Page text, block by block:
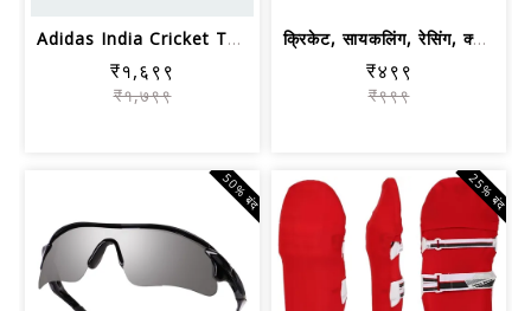
Adidas India Cricket T20i युनिसेक्स क...
₹१,६९९
₹१,७९९
क्रिकेट, सायकलिंग, रेसिंग, क्लाइंबिंग...
₹४९९
₹९९९
50% बंद 25% बंद